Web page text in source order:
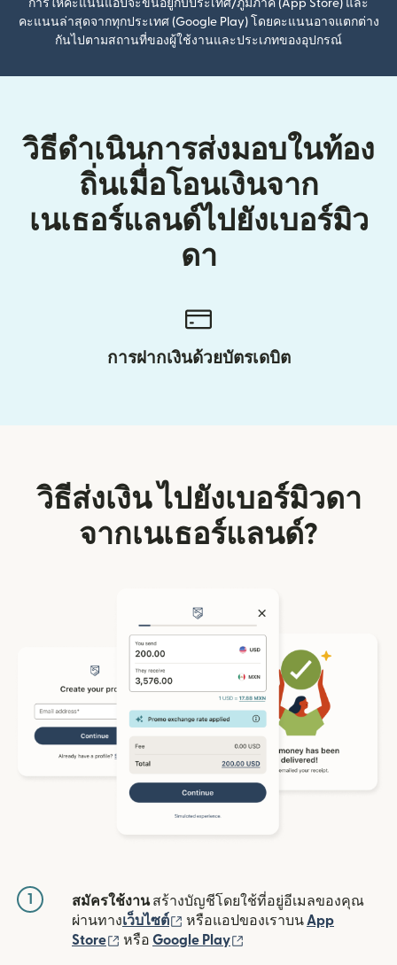
การให้คะแนนแอปจะขึ้นอยู่กับประเทศ/ภูมิภาค (App Store) และ
คะแนนล่าสุดจากทุกประเทศ (Google Play) โดยคะแนนอาจแตกต่าง
กันไปตามสถานที่ของผู้ใช้งานและประเภทของอุปกรณ์
วิธีดำเนินการส่งมอบในท้อง
ถิ่นเมื่อโอนเงินจาก
เนเธอร์แลนด์ไปยังเบอร์มิว
ดา
การฝากเงินด้วยบัตรเดบิต
วิธีส่งเงิน ไปยังเบอร์มิวดา
จากเนเธอร์แลนด์?
1 สมัครใช้งานสร้างบัญชีโดยใช้ที่อยู่อีเมลของคุณ
ผ่านทางเว็บไซต์ (เปิดในหน้าต่างใหม่)
หรือแอปของเราบน App
Store
(เปิดในหน้าต่างใหม่)
หรือ Google Play